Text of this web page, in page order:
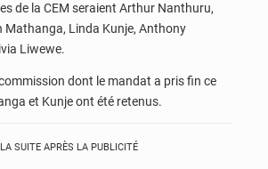
de la CEM seraient Arthur Nanthuru,
Mathanga, Linda Kunje, Anthony
Liwewe.
dont le mandat a pris fin ce
et Kunje ont été retenus.
LA SUITE APRÈS LA PUBLICITÉ